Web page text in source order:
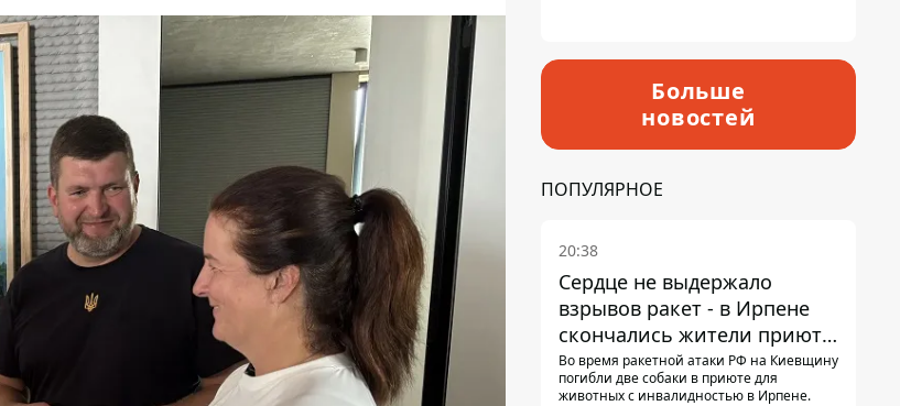
Больше
новостей
ПОПУЛЯРНОЕ
20:38
Сердце не выдержало
взрывов ракет - в Ирпене
скончались жители приюта
для собак с инвалидностью
Во время ракетной атаки РФ на Киевщину
погибли две собаки в приюте для
животных с инвалидностью в Ирпене.